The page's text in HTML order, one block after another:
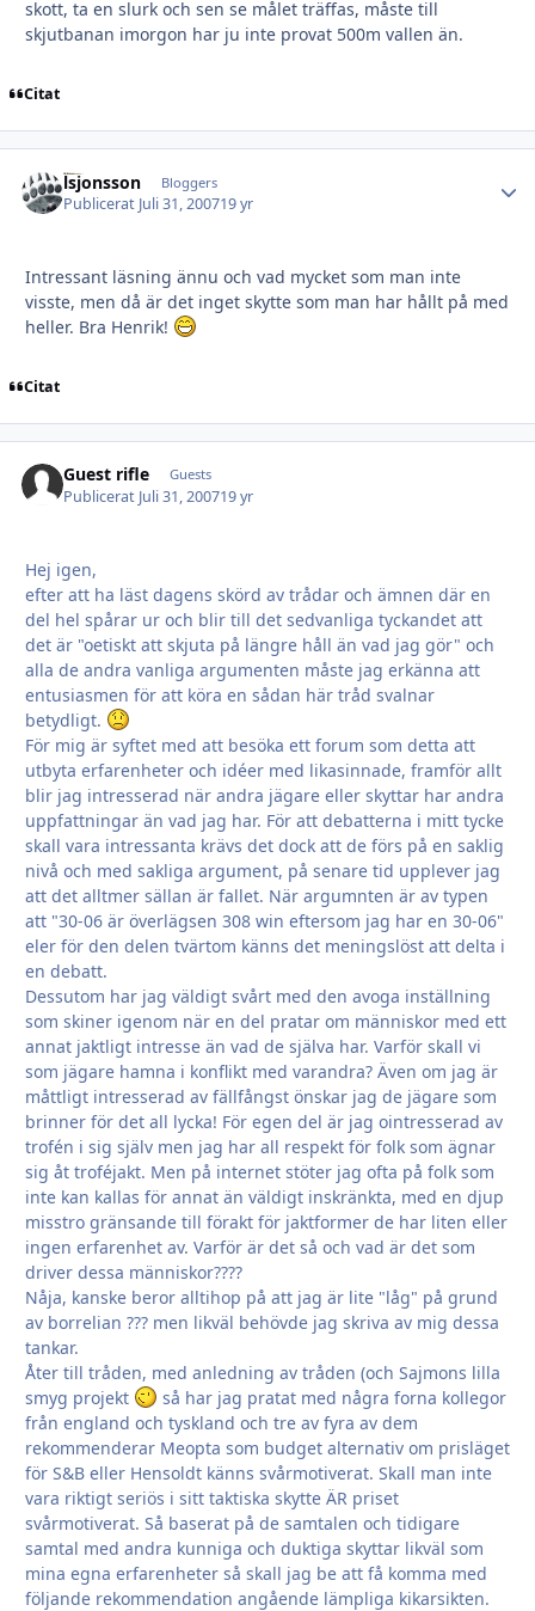
skott, ta en slurk och sen se målet träffas, måste till
skjutbanan imorgon har ju inte provat 500m vallen än.
Citat
lsjonsson Bloggers
Publicerat Juli 31, 200719 yr
Intressant läsning ännu och vad mycket som man inte
visste, men då är det inget skytte som man har hållt på med
heller. Bra Henrik!
Citat
Guest rifle Guests
Publicerat Juli 31, 200719 yr
Hej igen,
efter att ha läst dagens skörd av trådar och ämnen där en
del hel spårar ur och blir till det sedvanliga tyckandet att
det är "oetiskt att skjuta på längre håll än vad jag gör" och
alla de andra vanliga argumenten måste jag erkänna att
entusiasmen för att köra en sådan här tråd svalnar
betydligt.
För mig är syftet med att besöka ett forum som detta att
utbyta erfarenheter och idéer med likasinnade, framför allt
blir jag intresserad när andra jägare eller skyttar har andra
uppfattningar än vad jag har. För att debatterna i mitt tycke
skall vara intressanta krävs det dock att de förs på en saklig
nivå och med sakliga argument, på senare tid upplever jag
att det alltmer sällan är fallet. När argumnten är av typen
att "30-06 är överlägsen 308 win eftersom jag har en 30-06"
eler för den delen tvärtom känns det meningslöst att delta i
en debatt.
Dessutom har jag väldigt svårt med den avoga inställning
som skiner igenom när en del pratar om människor med ett
annat jaktligt intresse än vad de själva har. Varför skall vi
som jägare hamna i konflikt med varandra? Även om jag är
måttligt intresserad av fällfångst önskar jag de jägare som
brinner för det all lycka! För egen del är jag ointresserad av
trofén i sig själv men jag har all respekt för folk som ägnar
sig åt troféjakt. Men på internet stöter jag ofta på folk som
inte kan kallas för annat än väldigt inskränkta, med en djup
misstro gränsande till förakt för jaktformer de har liten eller
ingen erfarenhet av. Varför är det så och vad är det som
driver dessa människor????
Nåja, kanske beror alltihop på att jag är lite "låg" på grund
av borrelian ??? men likväl behövde jag skriva av mig dessa
tankar.
Åter till tråden, med anledning av tråden (och Sajmons lilla
smyg projekt
så har jag pratat med några forna kollegor
från england och tyskland och tre av fyra av dem
rekommenderar Meopta som budget alternativ om prisläget
för S&B eller Hensoldt känns svårmotiverat. Skall man inte
vara riktigt seriös i sitt taktiska skytte ÄR priset
svårmotiverat. Så baserat på de samtalen och tidigare
samtal med andra kunniga och duktiga skyttar likväl som
mina egna erfarenheter så skall jag be att få komma med
följande rekommendation angående lämpliga kikarsikten.